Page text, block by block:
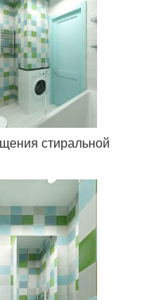
стиральной